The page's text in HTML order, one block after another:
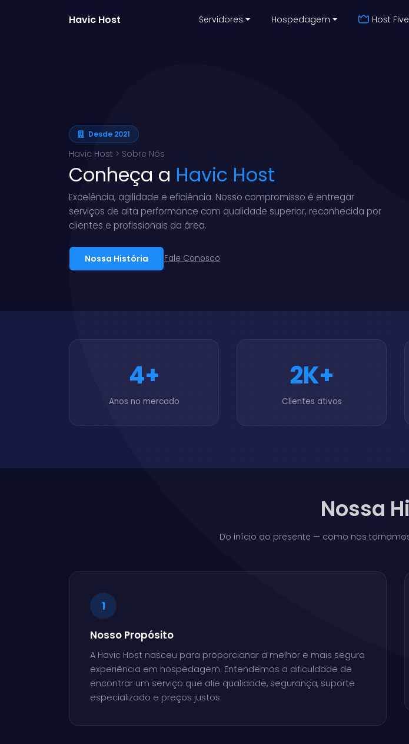
Havic Host Servidores Hospedagem Host
Desde 2021
Havic Host > Sobre Nós
Conheça a Havic Host
Excelência, agilidade e eficiência. Nosso compromisso é entregar
serviços de alta performance com qualidade superior, reconhecida por
clientes e profissionais da área.
Nossa História Fale Conosco
4+
Anos no mercado
2K+
Clientes ativos
Nossa
Do início ao presente — como nos
1
Nosso Propósito
A Havic Host nasceu para proporcionar a melhor e mais segura
experiência em hospedagem. Entendemos a dificuldade de
encontrar um serviço que alie qualidade, segurança, suporte
especializado e preços justos.